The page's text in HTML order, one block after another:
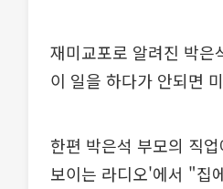
재미교포로 알려진 박
이 일을 하다가 안되면
한편 박은석 부모의 직
보이는 라디오'에서 "집